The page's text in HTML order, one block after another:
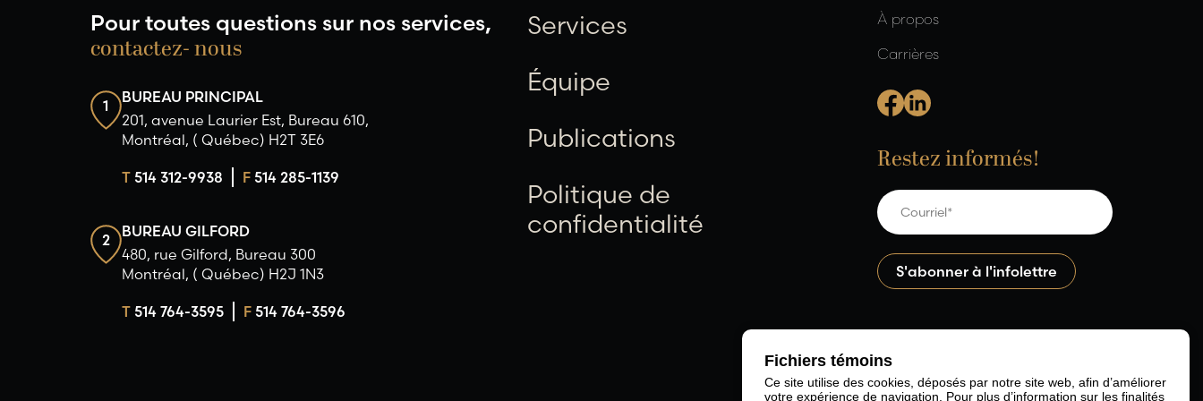
Pour toutes questions sur nos services,
contactez- nous
1
BUREAU PRINCIPAL
201, avenue Laurier Est, Bureau 610,
Montréal, ( Québec) H2T 3E6
T514 312-9938 F514 285-1139
2
BUREAU GILFORD
480, rue Gilford, Bureau 300
Montréal, ( Québec) H2J 1N3
T514 764-3595 F514 764-3596
Services
Équipe
Publications
Politique de
confidentialité
À propos
Carrières
Restez informés!
Fichiers témoins
Ce site utilise des cookies, déposés par notre site web, afin d’améliorer
votre expérience de navigation. Pour plus d’information sur les finalités